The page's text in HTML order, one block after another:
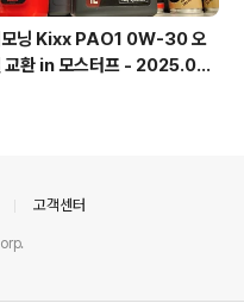
모닝 Kixx PAO1 0W-30 오
교환 in 모스터프 - 2025.02.
고객센터